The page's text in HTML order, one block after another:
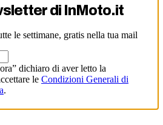
di InMoto.it
le settimane, gratis nella tua mail
dichiaro di aver letto la
le Condizioni Generali di
.